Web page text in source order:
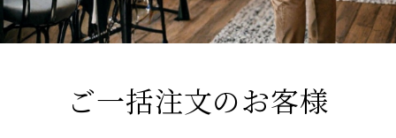
ご一括注文のお客様